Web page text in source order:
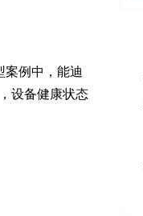
案例中，能迪
设备健康状态